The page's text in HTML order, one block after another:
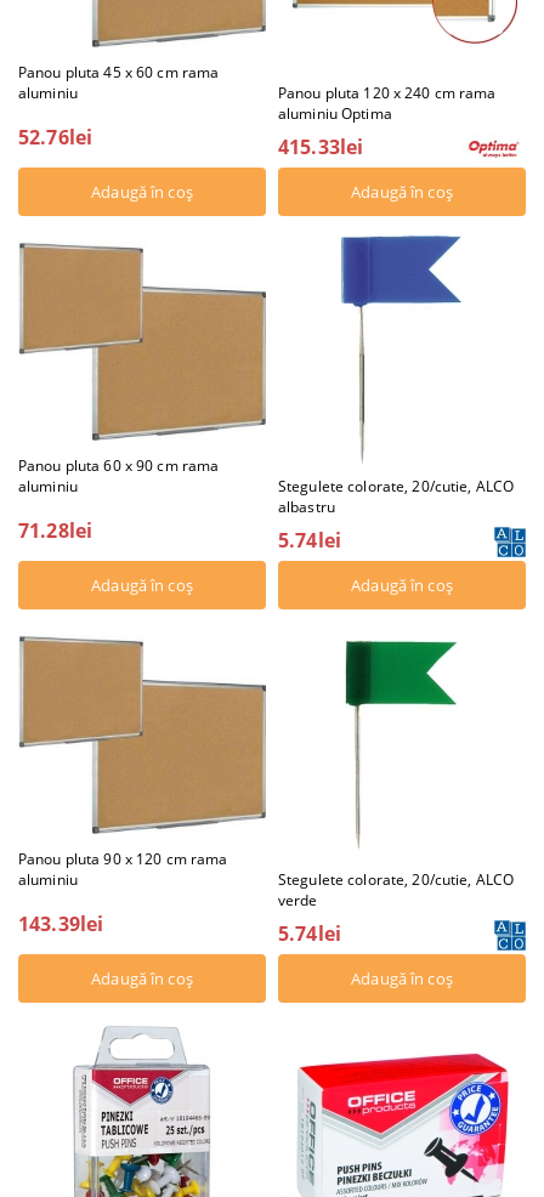
Panou pluta 45 x 60 cm rama
aluminiu
52.76lei
Panou pluta 120 x 240 cm rama
aluminiu Optima
415.33lei
Panou pluta 60 x 90 cm rama
aluminiu
71.28lei
Stegulete colorate, 20/cutie, ALCO
albastru
5.74lei
Panou pluta 90 x 120 cm rama
aluminiu
143.39lei
Stegulete colorate, 20/cutie, ALCO
verde
5.74lei